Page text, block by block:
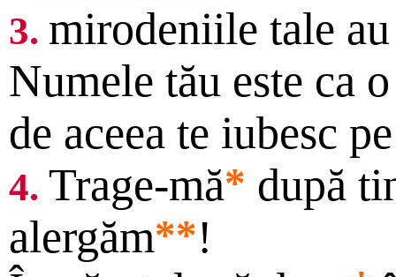
3. mirodeniile tale
Numele tău este ca
de aceea te iubesc
4. Trage-mă* după
alergăm**!